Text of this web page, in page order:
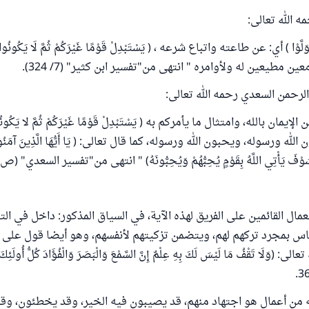
الله تعالى:
) أي: عن طاعته واتباع شرعه ، ( يَسْتَبْدِلْ قَوْمًا غَيْرَكُمْ ثُمَّ لَا
مطيعين له ولأوامره " انتهى من"تفسير ابن كثير" (7/ 324).
السعدي رحمه الله تعالى:
بالله، وامتثال ما يأمركم به ( يَسْتَبْدِلْ قَوْمًا غَيْرَكُمْ ثُمَّ لا
الله ورسوله، ويحبون الله ورسوله، كما قال تعالى: ( يَا أَيُّهَا الَّذِينَ
يَأْتِي اللَّهُ بِقَوْمٍ يُحِبُّهُمْ وَيُحِبُّونَهُ) " انتهى من"تفسير السعدي" (ص791).
القائمين على الفريق لهذه الآية، في السياق المذكور: داخل في
بمجرد تركهم لهم، ويتضمن تزكيتهم لأنفسهم، وهو أيضا قول على
تعالى: (وَلَا تَقْفُ مَا لَيْسَ لَكَ بِهِ عِلْمٌ إِنَّ السَّمْعَ وَالْبَصَرَ وَالْفُؤَادَ كُلُّ
من أعمال هو اجتهاد منهم، قد يصيبون فيه الخير، وقد يخطئون،